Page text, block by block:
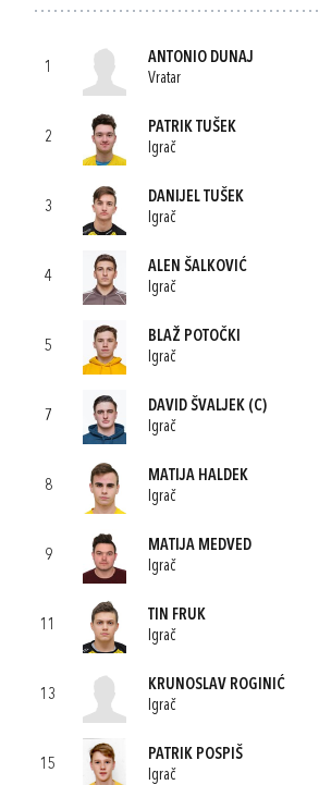
1
ANTONIO DUNAJ
Vratar
2
PATRIK TUŠEK
Igrač
3
DANIJEL TUŠEK
Igrač
4
ALEN ŠALKOVIĆ
Igrač
5
BLAŽ POTOČKI
Igrač
7
DAVID ŠVALJEK (C)
Igrač
8
MATIJA HALDEK
Igrač
9
MATIJA MEDVED
Igrač
11
TIN FRUK
Igrač
13
KRUNOSLAV ROGINIĆ
Igrač
15
PATRIK POSPIŠ
Igrač